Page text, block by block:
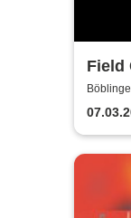
Field